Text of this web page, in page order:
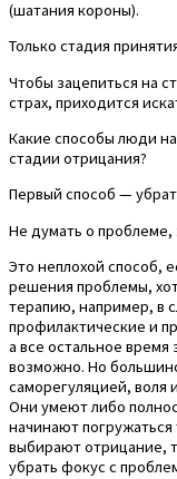
(шатания короны).
Только стадия
Чтобы зацепиться на
страх, приходится
Какие способы люди
стадии отрицания?
Первый способ —
Не думать о
Это неплохой способ,
решения проблемы,
терапию, например, в
профилактические и
а все остальное
возможно. Но
саморегуляцией, воля
Они умеют либо
начинают погружаться
выбирают отрицание,
убрать фокус с